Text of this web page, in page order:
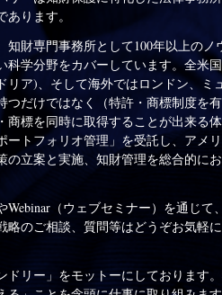
ります。
財専門事務所として100年以上のノ
科学分野をカバーしています。全米
リア)、そして海外ではロンドン、ミ
つだけではなく（特許・商標制度を
標を同時に取得することが出来る
トフォリオ管理」を受託し、アメ
の立案と実施、知財管理を総合的に
（ウェブセミナー）を通じて
のご相談、質問等はどうぞお気軽
ドリー」をモットーにしております